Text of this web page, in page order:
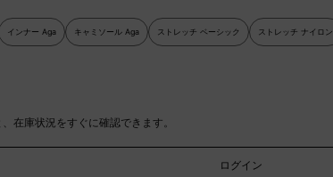
インナー Aga キャミソール Aga ストレッチ ベーシック ストレッチ ナイロン
在庫状況をすぐに確認できます。
ログイン